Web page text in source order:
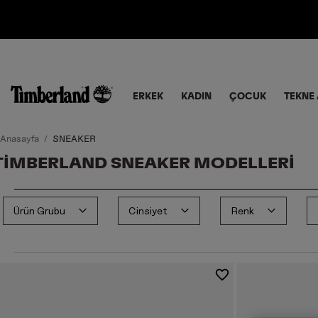
ERKEK KADIN ÇOCUK TEKNE
Anasayfa SNEAKER
SNEAKER MODELLERI
Ürün Grubu Cinsiyet Renk